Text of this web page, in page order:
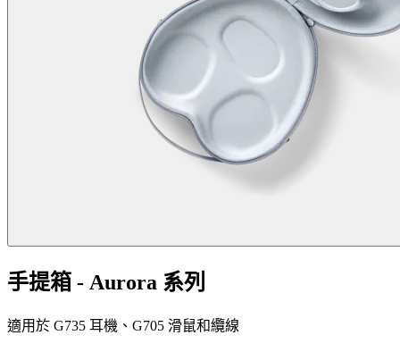
手提箱 - Aurora 系列
適用於 G735 耳機、G705 滑鼠和纜線